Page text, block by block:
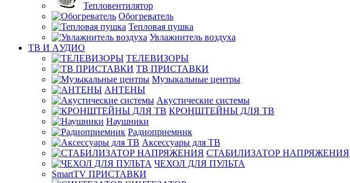
Тепловентилятор
Обогреватель
Тепловая пушка
Увлажнитель воздуха
ТВ И AУДИО
ТЕЛЕВИЗОРЫ
ТВ ПРИСТАВКИ
Музыкальные центры
АНТЕНЫ
Акустические системы
КРОНШТЕЙНЫ ДЛЯ ТВ
Наушники
Радиоприемник
Аксессуары для ТВ
СТАБИЛИЗАТОР НАПРЯЖЕНИЯ
ЧЕХОЛ ДЛЯ ПУЛЬТА
SmartTV ПРИСТАВКИ